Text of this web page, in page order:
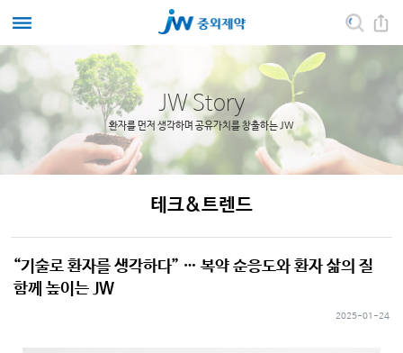
JW Story
환자를 먼저 생각하며 공유가치를 창출하는 JW
테크&트렌드
“기술로 환자를 생각하다” … 복약 순응도와 환자 삶의 질
함께 높이는 JW
2025-01-24